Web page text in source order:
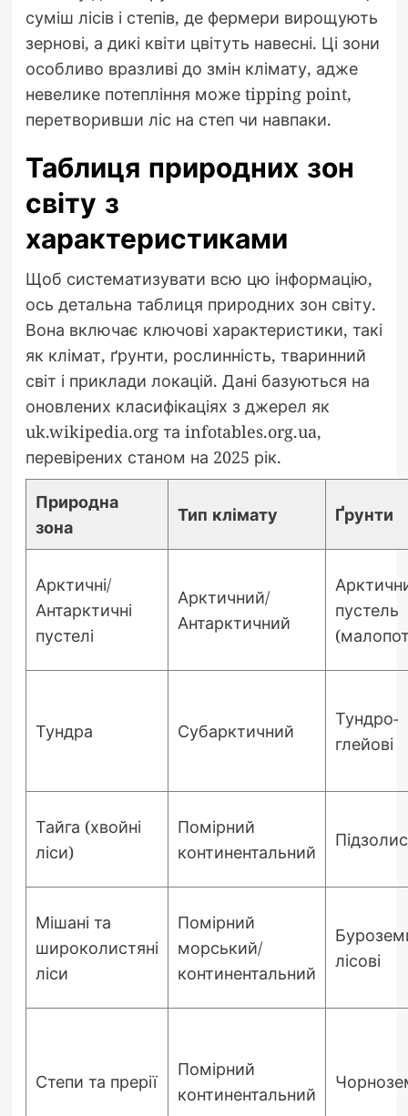
суміш лісів і степів, де фермери вирощують
зернові, а дикі квіти цвітуть навесні. Ці зони
особливо вразливі до змін клімату, адже
невелике потепління може tipping point,
перетворивши ліс на степ чи навпаки.
Таблиця природних зон
світу з
характеристиками
Щоб систематизувати всю цю інформацію,
ось детальна таблиця природних зон світу.
Вона включає ключові характеристики, такі
як клімат, ґрунти, рослинність, тваринний
світ і приклади локацій. Дані базуються на
оновлених класифікаціях з джерел як
uk.wikipedia.org та infotables.org.ua,
перевірених станом на 2025 рік.
Природна
зона
Тип клімату Ґрунти
Арктичні/
Антарктичні
пустелі
Арктичний/
Антарктичний
пустель
Тундра Субарктичний
Тундро-
глейові
Тайга (хвойні
ліси)
Помірний
континентальний
Мішані та
широколистяні
ліси
Помірний
морський/
континентальний
лісові
Степи та прерії
Помірний
континентальний